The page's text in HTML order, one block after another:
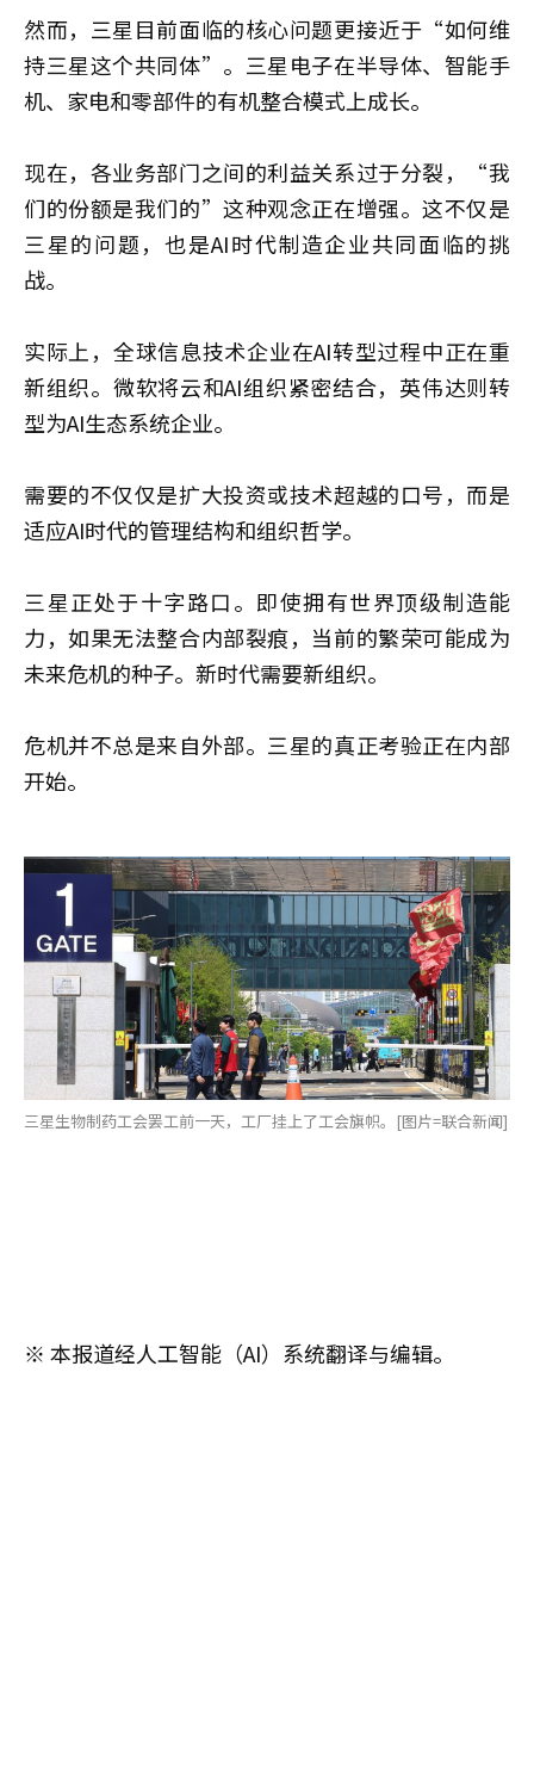
然而，三星目前面临的核心问题更接近于“如何维
持三星这个共同体”。三星电子在半导体、智能手
机、家电和零部件的有机整合模式上成长。
现在，各业务部门之间的利益关系过于分裂，“我
们的份额是我们的”这种观念正在增强。这不仅是
三星的问题，也是AI时代制造企业共同面临的挑
战。
实际上，全球信息技术企业在AI转型过程中正在重
新组织。微软将云和AI组织紧密结合，英伟达则转
型为AI生态系统企业。
需要的不仅仅是扩大投资或技术超越的口号，而是
适应AI时代的管理结构和组织哲学。
三星正处于十字路口。即使拥有世界顶级制造能
力，如果无法整合内部裂痕，当前的繁荣可能成为
未来危机的种子。新时代需要新组织。
危机并不总是来自外部。三星的真正考验正在内部
开始。
三星生物制药工会罢工前一天，工厂挂上了工会旗帜。[图片=联合新闻]
※ 本报道经人工智能（AI）系统翻译与编辑。